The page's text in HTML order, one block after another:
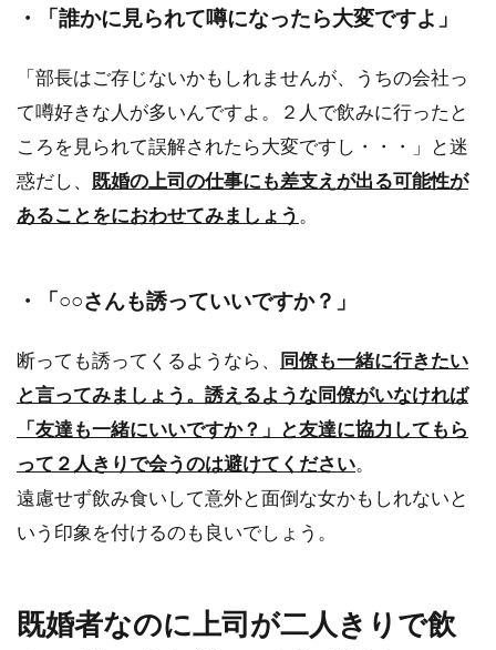
・「誰かに見られて噂になったら大変ですよ」
「部長はご存じないかもしれませんが、うちの会社っ
て噂好きな人が多いんですよ。２人で飲みに行ったと
ころを見られて誤解されたら大変ですし・・・」と迷
惑だし、
既婚の上司の仕事にも差支えが出る可能性が
あることをにおわせてみましょう 。
・「○○さんも誘っていいですか？」
断っても誘ってくるようなら、 同僚も一緒に行きたい
と言ってみましょう。誘えるような同僚がいなければ
「友達も一緒にいいですか？」と友達に協力してもら
って２人きりで会うのは避けてください。
遠慮せず飲み食いして意外と面倒な女かもしれないと
いう印象を付けるのも良いでしょう。
既婚者なのに上司が二人きりで飲